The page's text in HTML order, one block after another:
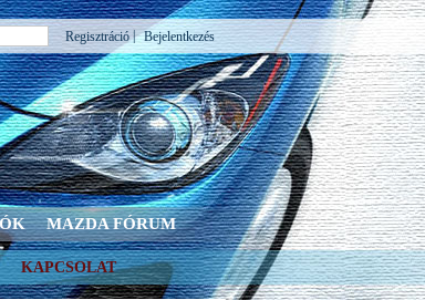
Bejelentkezés
|
Regisztráció
MAZDA FÓRUM
KAPCSOLAT